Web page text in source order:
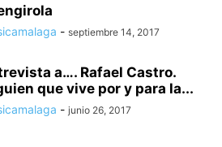
- septiembre 14, 2017
a…. Rafael Castro.
que vive por y para la...
- junio 26, 2017